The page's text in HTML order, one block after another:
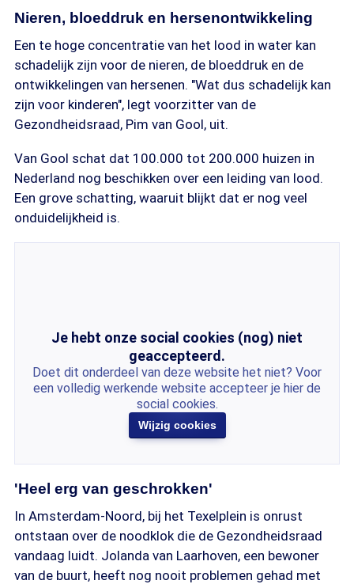
Nieren, bloeddruk en hersenontwikkeling
Een te hoge concentratie van het lood in water kan
schadelijk zijn voor de nieren, de bloeddruk en de
ontwikkelingen van hersenen. "Wat dus schadelijk kan
zijn voor kinderen", legt voorzitter van de
Gezondheidsraad, Pim van Gool, uit.
Van Gool schat dat 100.000 tot 200.000 huizen in
Nederland nog beschikken over een leiding van lood.
Een grove schatting, waaruit blijkt dat er nog veel
onduidelijkheid is.
Je hebt onze social cookies (nog) niet
geaccepteerd.
Doet dit onderdeel van deze website het niet? Voor
een volledig werkende website accepteer je hier de
social cookies.
Wijzig cookies
'Heel erg van geschrokken'
In Amsterdam-Noord, bij het Texelplein is onrust
ontstaan over de noodklok die de Gezondheidsraad
vandaag luidt. Jolanda van Laarhoven, een bewoner
van de buurt, heeft nog nooit problemen gehad met